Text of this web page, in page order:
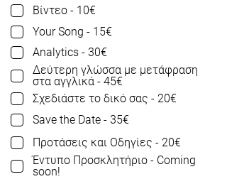
Βίντεο - 10€
Your Song - 15€
Analytics - 30€
Δεύτερη γλώσσα με μετάφραση
στα αγγλικά - 45€
Σχεδιάστε το δικό σας - 20€
Save the Date - 35€
Προτάσεις και Οδηγίες - 20€
Έντυπο Προσκλητήριο - Coming
soon!